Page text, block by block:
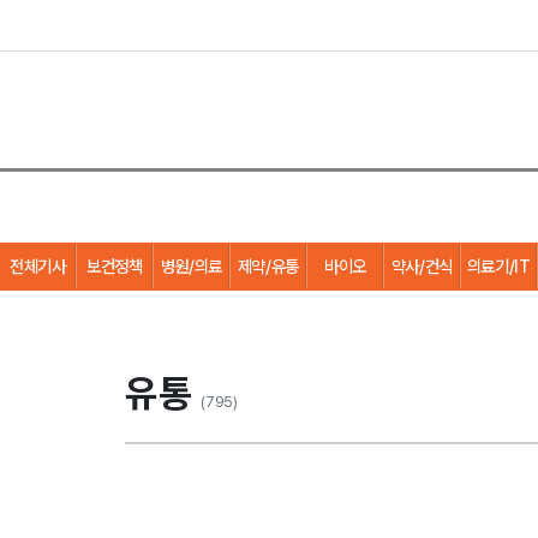
전체기사 보건정책 병원/의료 제약/유통 바이오 약사/건식 의료기/IT
유통 (795)